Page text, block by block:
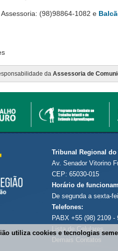
utiliza cookies e tecnologias
(98)98864-1082 e
da Assessoria de
Tribunal Regional do
Av. Senador Vitorino
CEP: 65030-015
Horário de
De segunda a sexta-
Telefones:
PABX +55 (98) 2109 -
Lista de Celulares
Demais Contatos